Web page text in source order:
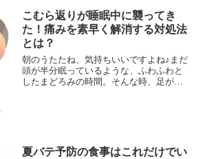
こむら返りが睡眠中に襲ってき
た！痛みを素早く解消する対処法
とは？
朝のうたたね、気持ちいいですよね♪まだ
頭が半分眠っているような、ふわふわと
したまどろみの時間。そんな時、足がく
夏バテ予防の食事はこれだけでい